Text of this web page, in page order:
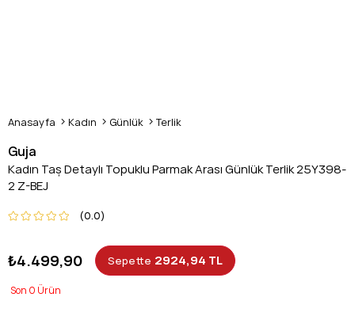
Anasayfa Kadın Günlük Terlik
Guja
Kadın Taş Detaylı Topuklu Parmak Arası Günlük Terlik 25Y398-
2 Z-BEJ
0.0
₺4.499,90 Sepette 2924,94 TL
0